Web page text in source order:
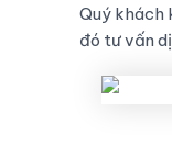
Quý khách
đó tư vấn